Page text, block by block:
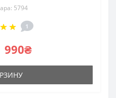
5794
1
990₴